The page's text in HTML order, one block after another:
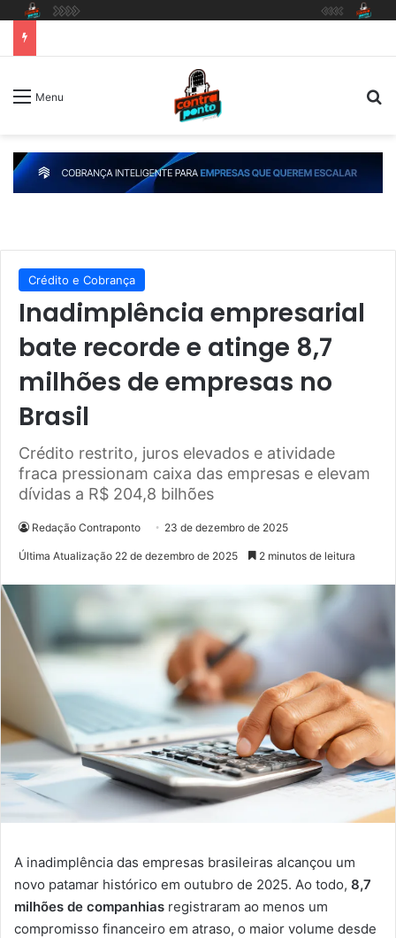
Menu
Crédito e Cobrança
Inadimplência empresarial
bate recorde e atinge 8,7
milhões de empresas no
Brasil
Crédito restrito, juros elevados e atividade
fraca pressionam caixa das empresas e elevam
dívidas a R$ 204,8 bilhões
Redação Contraponto 23 de dezembro de 2025
Última Atualização 22 de dezembro de 2025 2 minutos de leitura
A inadimplência das empresas brasileiras alcançou um
novo patamar histórico em outubro de 2025. Ao todo, 8,7
milhões de companhias registraram ao menos um
compromisso financeiro em atraso, o maior volume desde